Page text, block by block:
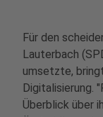
Für den
Lauterbach
umsetzte,
Digitalisierung.
Überblick über